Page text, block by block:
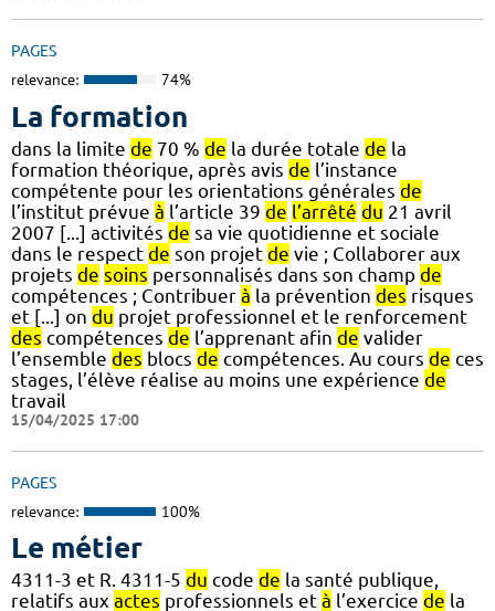
PAGES
relevance: 74%
La formation
dans la limite de 70 % de la durée totale de la
formation théorique, après avis de l’instance
compétente pour les orientations générales de
l’institut prévue à l’article 39 de l’arrêté du 21 avril
2007 [...] activités de sa vie quotidienne et sociale
dans le respect de son projet de vie ; Collaborer aux
projets de soins personnalisés dans son champ de
compétences ; Contribuer à la prévention des risques
et [...] on du projet professionnel et le renforcement
des compétences de l’apprenant afin de valider
l’ensemble des blocs de compétences. Au cours de ces
stages, l’élève réalise au moins une expérience de
travail
15/04/2025 17:00
PAGES
relevance: 100%
Le métier
4311-3 et R. 4311-5 du code de la santé publique,
relatifs aux actes professionnels et à l’exercice de la